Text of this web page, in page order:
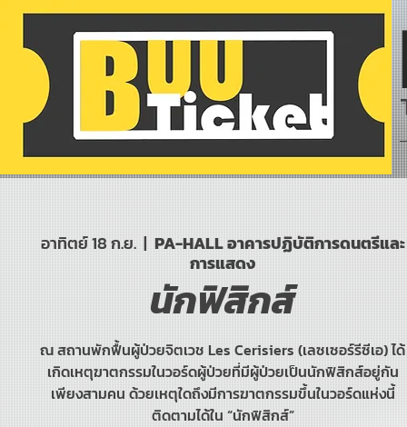
อาทิตย์ 18 ก.ย.
  |
PA-HALL อาคารปฏิบัติการดนตรีและ
การแสดง
นักฟิสิกส์
ณ สถานพักฟื้นผู้ป่วยจิตเวช Les Cerisiers (เลซเซอร์รีซีเอ) ได้
เกิดเหตุฆาตกรรมในวอร์ดผู้ป่วยที่มีผู้ป่วยเป็นนักฟิสิกส์อยู่กัน
เพียงสามคน ด้วยเหตุใดถึงมีการฆาตกรรมขึ้นในวอร์ดแห่งนี้
ติดตามได้ใน “นักฟิสิกส์”